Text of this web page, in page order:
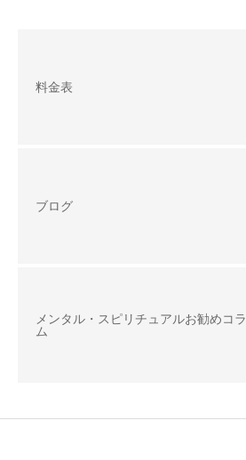
料金表
ブログ
メンタル・スピリチュアルお勧めコラ
ム